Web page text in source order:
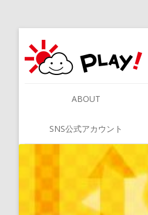
ABOUT
SNS公式アカウント